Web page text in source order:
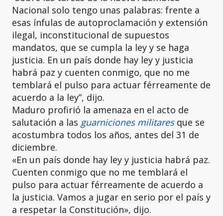
Nacional solo tengo unas palabras: frente a
esas ínfulas de autoproclamación y extensión
ilegal, inconstitucional de supuestos
mandatos, que se cumpla la ley y se haga
justicia. En un país donde hay ley y justicia
habrá paz y cuenten conmigo, que no me
temblará el pulso para actuar férreamente de
acuerdo a la ley”, dijo.
Maduro profirió la amenaza en el acto de
salutación a las guarniciones militaresque se
acostumbra todos los años, antes del 31 de
diciembre.
«En un país donde hay ley y justicia habrá paz.
Cuenten conmigo que no me temblará el
pulso para actuar férreamente de acuerdo a
la justicia. Vamos a jugar en serio por el país y
a respetar la Constitución», dijo.